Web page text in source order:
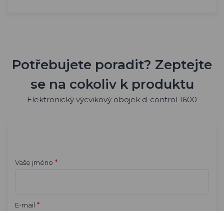
Potřebujete poradit? Zeptejte
se na cokoliv k produktu
Elektronický výcvikový obojek d-control 1600
Vaše jméno *
E-mail *